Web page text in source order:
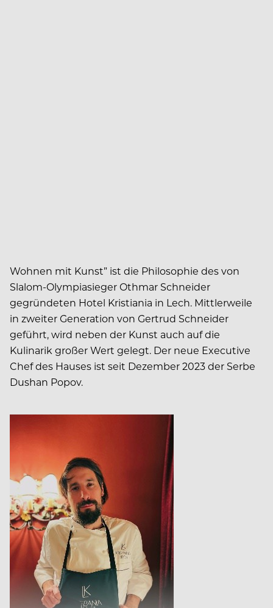
Wohnen mit Kunst” ist die Philosophie des von
Slalom-Olympiasieger Othmar Schneider
gegründeten Hotel Kristiania in Lech. Mittlerweile
in zweiter Generation von Gertrud Schneider
geführt, wird neben der Kunst auch auf die
Kulinarik großer Wert gelegt. Der neue Executive
Chef des Hauses ist seit Dezember 2023 der Serbe
Dushan Popov.